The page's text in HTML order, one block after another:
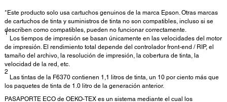
*Este producto solo usa cartuchos genuinos de la marca Epson. Otras marcas
de cartuchos de tinta y suministros de tinta no son compatibles, incluso si se
describen como compatibles, pueden no funcionar correctamente.
1
Los tiempos de impresión se basan únicamente en las velocidades del motor
de impresión. El rendimiento total depende del controlador front-end / RIP, el
tamaño del archivo, la resolución de impresión, la cobertura de tinta, la
velocidad de la red, etc.
2
Las tintas de la F6370 contienen 1,1 litros de tinta, un 10 por ciento más que
los paquetes de tinta de 1.0 litro de la generación anterior.
PASAPORTE ECO de OEKO-TEX es un sistema mediante el cual los